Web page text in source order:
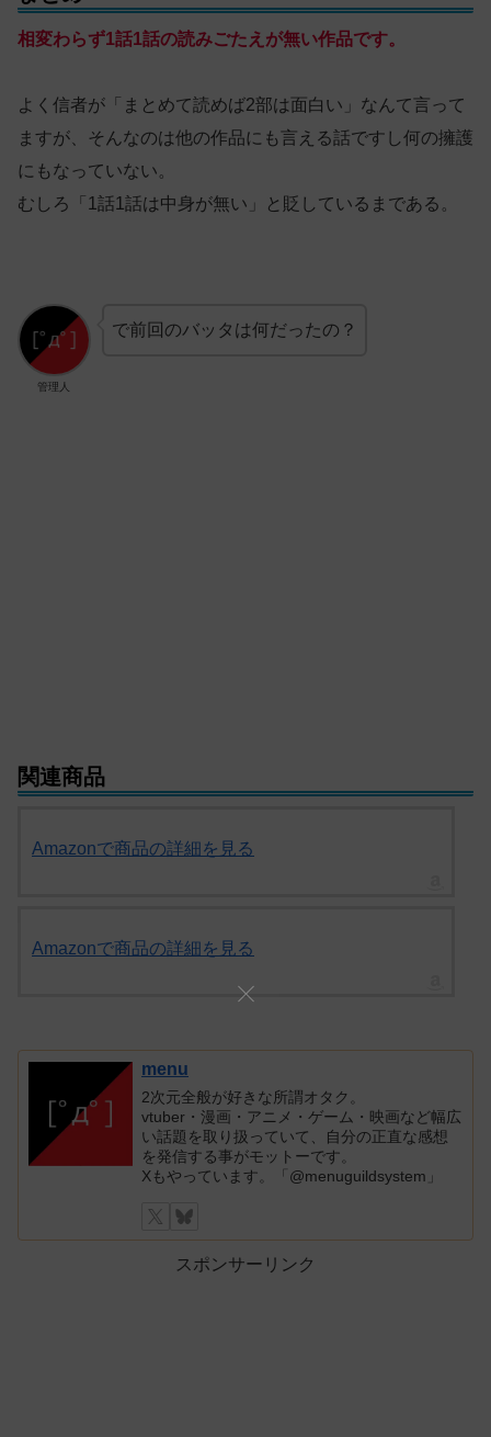
相変わらず1話1話の読みごたえが無い作品です。
よく信者が「まとめて読めば2部は面白い」なんて言って
ますが、そんなのは他の作品にも言える話ですし何の擁護
にもなっていない。
むしろ「1話1話は中身が無い」と貶しているまである。
管理人
で前回のバッタは何だったの？
関連商品
Amazonで商品の詳細を見る
Amazonで商品の詳細を見る
menu
2次元全般が好きな所謂オタク。
vtuber・漫画・アニメ・ゲーム・映画など幅広
い話題を取り扱っていて、自分の正直な感想
を発信する事がモットーです。
Xもやっています。「@menuguildsystem」
スポンサーリンク